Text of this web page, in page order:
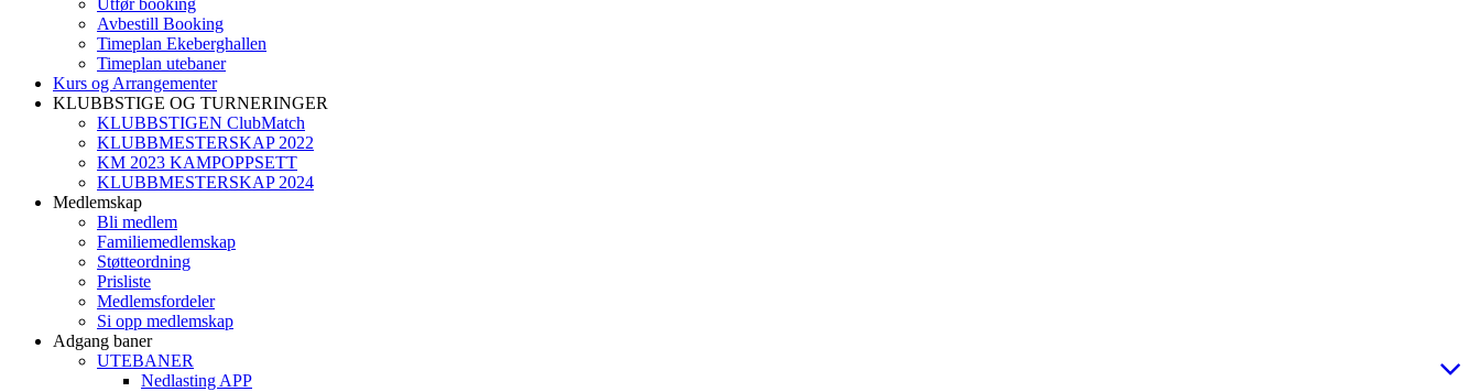
Utfør booking
Avbestill Booking
Timeplan Ekeberghallen
Timeplan utebaner
Kurs og Arrangementer
KLUBBSTIGE OG TURNERINGER
KLUBBSTIGEN ClubMatch
KLUBBMESTERSKAP 2022
KM 2023 KAMPOPPSETT
KLUBBMESTERSKAP 2024
Medlemskap
Bli medlem
Familiemedlemskap
Støtteordning
Prisliste
Medlemsfordeler
Si opp medlemskap
Adgang baner
UTEBANER
Nedlasting APP